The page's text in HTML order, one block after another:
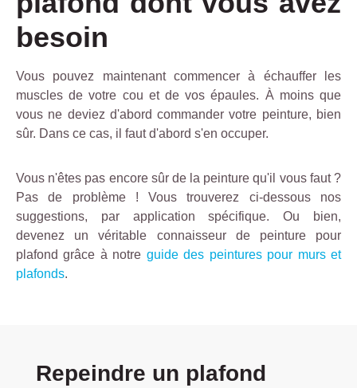
besoin
Vous pouvez maintenant commencer à échauffer les
muscles de votre cou et de vos épaules. À moins que
vous ne deviez d'abord commander votre peinture, bien
sûr. Dans ce cas, il faut d'abord s'en occuper.
Vous n'êtes pas encore sûr de la peinture qu'il vous faut ?
Pas de problème ! Vous trouverez ci-dessous nos
suggestions, par application spécifique. Ou bien,
devenez un véritable connaisseur de peinture pour
plafond grâce à notre guide des peintures pour murs et
plafonds.
Ignorer la galerie de produits
Repeindre un plafond